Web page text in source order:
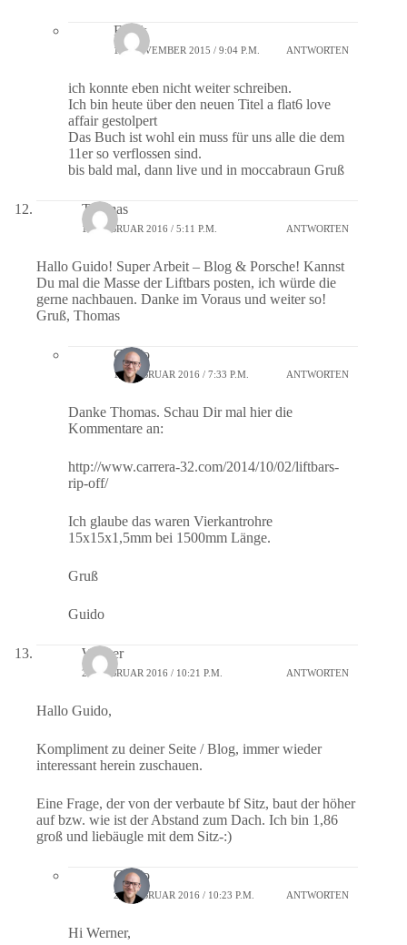
Frank
12. NOVEMBER 2015 / 9:04 P.M. ANTWORTEN
ich konnte eben nicht weiter schreiben.
Ich bin heute über den neuen Titel a flat6 love
affair gestolpert
Das Buch ist wohl ein muss für uns alle die dem
11er so verflossen sind.
bis bald mal, dann live und in moccabraun Gruß
Thomas
11. FEBRUAR 2016 / 5:11 P.M. ANTWORTEN
Hallo Guido! Super Arbeit – Blog & Porsche! Kannst
Du mal die Masse der Liftbars posten, ich würde die
gerne nachbauen. Danke im Voraus und weiter so!
Gruß, Thomas
Guido
11. FEBRUAR 2016 / 7:33 P.M. ANTWORTEN
Danke Thomas. Schau Dir mal hier die
Kommentare an:
http://www.carrera-32.com/2014/10/02/liftbars-
rip-off/
Ich glaube das waren Vierkantrohre
15x15x1,5mm bei 1500mm Länge.
Gruß
Guido
Werner
21. FEBRUAR 2016 / 10:21 P.M. ANTWORTEN
Hallo Guido,
Kompliment zu deiner Seite / Blog, immer wieder
interessant herein zuschauen.
Eine Frage, der von der verbaute bf Sitz, baut der höher
auf bzw. wie ist der Abstand zum Dach. Ich bin 1,86
groß und liebäugle mit dem Sitz-:)
Guido
21. FEBRUAR 2016 / 10:23 P.M. ANTWORTEN
Hi Werner,